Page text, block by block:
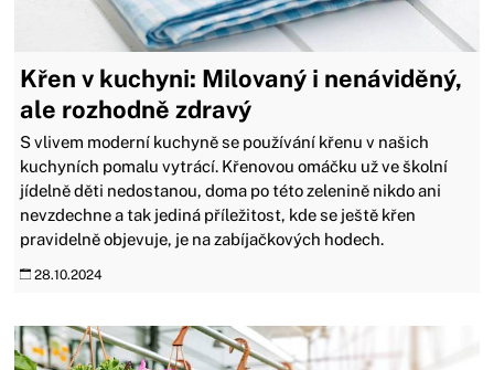
Křen v kuchyni: Milovaný i nenáviděný,
ale rozhodně zdravý
S vlivem moderní kuchyně se používání křenu v našich
kuchyních pomalu vytrácí. Křenovou omáčku už ve školní
jídelně děti nedostanou, doma po této zelenině nikdo ani
nevzdechne a tak jediná příležitost, kde se ještě křen
pravidelně objevuje, je na zabíjačkových hodech.
28.10.2024